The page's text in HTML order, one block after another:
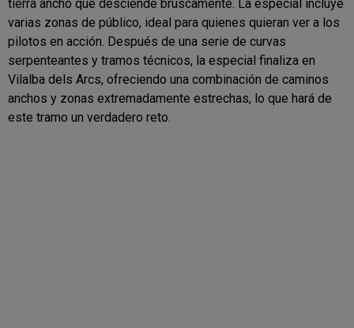
tierra ancho que desciende bruscamente. La especial incluye
varias zonas de público, ideal para quienes quieran ver a los
pilotos en acción. Después de una serie de curvas
serpenteantes y tramos técnicos, la especial finaliza en
Vilalba dels Arcs, ofreciendo una combinación de caminos
anchos y zonas extremadamente estrechas, lo que hará de
este tramo un verdadero reto.